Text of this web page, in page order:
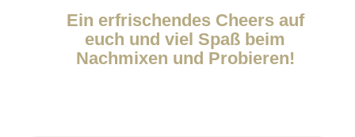
Ein erfrischendes Cheers auf
euch und viel Spaß beim
Nachmixen und Probieren!